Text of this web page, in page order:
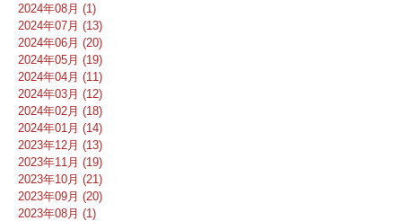
2024年08月 (1)
2024年07月 (13)
2024年06月 (20)
2024年05月 (19)
2024年04月 (11)
2024年03月 (12)
2024年02月 (18)
2024年01月 (14)
2023年12月 (13)
2023年11月 (19)
2023年10月 (21)
2023年09月 (20)
2023年08月 (1)